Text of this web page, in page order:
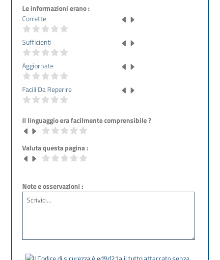
Le informazioni erano :
Corrette
Sufficienti
Aggiornate
Facili Da Reperire
Il linguaggio era facilmente comprensibile ?
Valuta questa pagina :
Note e osservazioni :